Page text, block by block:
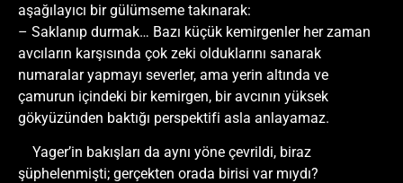
aşağılayıcı bir gülümseme takınarak:
– Saklanıp durmak… Bazı küçük kemirgenler her zaman
avcıların karşısında çok zeki olduklarını sanarak
numaralar yapmayı severler, ama yerin altında ve
çamurun içindeki bir kemirgen, bir avcının yüksek
gökyüzünden baktığı perspektifi asla anlayamaz.
Yager’in bakışları da aynı yöne çevrildi, biraz
şüphelenmişti; gerçekten orada birisi var mıydı?